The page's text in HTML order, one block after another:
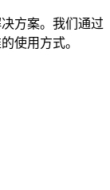
方案。我们通过
使用方式。